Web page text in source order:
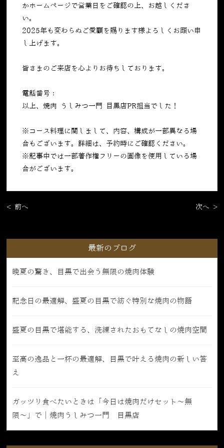
かホームページで営業日をご確認の上、お越しくださ
い。
2025年も変わらぬご愛顧を賜ります様よろしくお願い申
し上げます。
皆さまのご来店を心よりお待ちしております。
電話番号：
以上、焼肉 うしみつ一門 目黒店PR担当でした！
※コース料理に関しまして、内容、構成が一部異なる場
合もございます。詳細は、予約時にご確認ください。
※記事中では一部著作権フリーの画像を使用している場
合がございます。
< 前へ 次へ >
最新のブログ
晩夏の驚き、目黒で出会う無限の焼肉体験
記念日の最適解、盛夏の目黒で紡ぐ特別な焼肉の物語
盛夏の目黒で堪能する、洗練されたおもてなしの焼肉空間
至高の逸品と一杯の最適解、目黒で叶える焼肉の新しい答
え
ガッツリ食べたいときは「今日は焼肉だけセット〜無
限〜」で｜焼肉うしみつ一門 目黒店